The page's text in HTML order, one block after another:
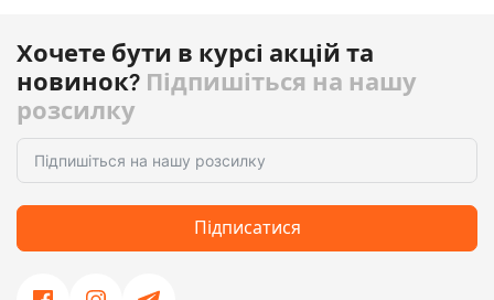
Хочете бути в курсі акцій та
новинок? Підпишіться на нашу
розсилку
Підписатися